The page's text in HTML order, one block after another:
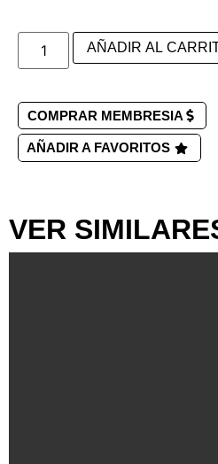
AÑADIR AL
COMPRAR MEMBRESIA
AÑADIR A FAVORITOS
VER